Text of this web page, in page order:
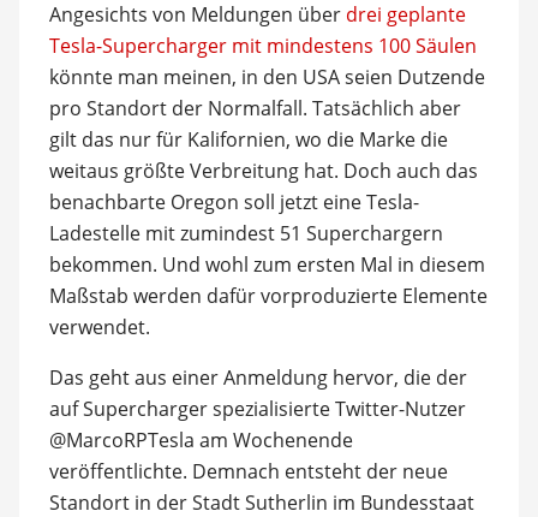
Angesichts von Meldungen über drei geplante
Tesla-Supercharger mit mindestens 100 Säulen
könnte man meinen, in den USA seien Dutzende
pro Standort der Normalfall. Tatsächlich aber
gilt das nur für Kalifornien, wo die Marke die
weitaus größte Verbreitung hat. Doch auch das
benachbarte Oregon soll jetzt eine Tesla-
Ladestelle mit zumindest 51 Superchargern
bekommen. Und wohl zum ersten Mal in diesem
Maßstab werden dafür vorproduzierte Elemente
verwendet.
Das geht aus einer Anmeldung hervor, die der
auf Supercharger spezialisierte Twitter-Nutzer
@MarcoRPTesla am Wochenende
veröffentlichte. Demnach entsteht der neue
Standort in der Stadt Sutherlin im Bundesstaat